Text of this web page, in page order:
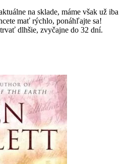
na sklade, máme však už iba
mať rýchlo, ponáhľajte sa!
dlhšie, zvyčajne do 32 dní.